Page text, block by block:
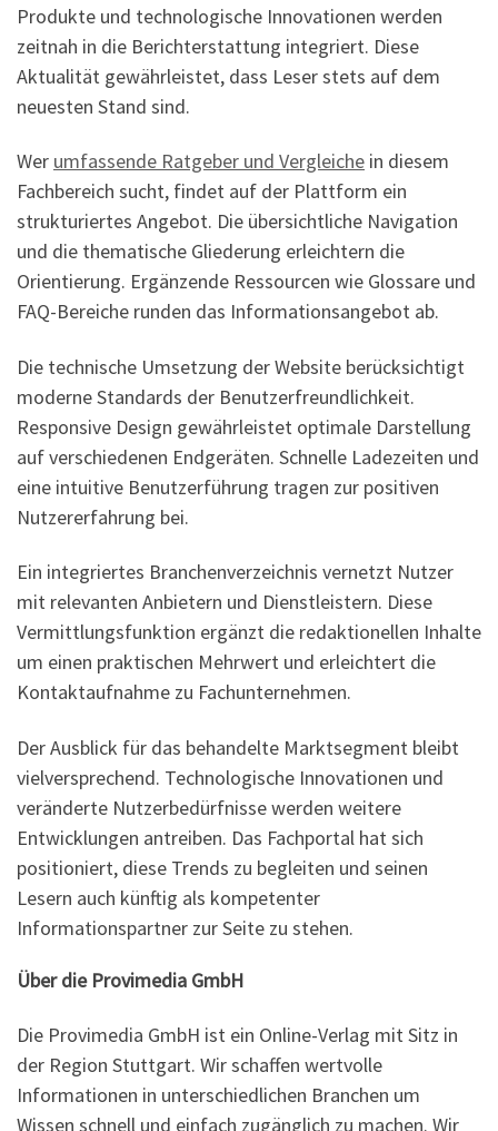
Produkte und technologische Innovationen werden
zeitnah in die Berichterstattung integriert. Diese
Aktualität gewährleistet, dass Leser stets auf dem
neuesten Stand sind.
Wer umfassende Ratgeber und Vergleiche in diesem
Fachbereich sucht, findet auf der Plattform ein
strukturiertes Angebot. Die übersichtliche Navigation
und die thematische Gliederung erleichtern die
Orientierung. Ergänzende Ressourcen wie Glossare und
FAQ-Bereiche runden das Informationsangebot ab.
Die technische Umsetzung der Website berücksichtigt
moderne Standards der Benutzerfreundlichkeit.
Responsive Design gewährleistet optimale Darstellung
auf verschiedenen Endgeräten. Schnelle Ladezeiten und
eine intuitive Benutzerführung tragen zur positiven
Nutzererfahrung bei.
Ein integriertes Branchenverzeichnis vernetzt Nutzer
mit relevanten Anbietern und Dienstleistern. Diese
Vermittlungsfunktion ergänzt die redaktionellen Inhalte
um einen praktischen Mehrwert und erleichtert die
Kontaktaufnahme zu Fachunternehmen.
Der Ausblick für das behandelte Marktsegment bleibt
vielversprechend. Technologische Innovationen und
veränderte Nutzerbedürfnisse werden weitere
Entwicklungen antreiben. Das Fachportal hat sich
positioniert, diese Trends zu begleiten und seinen
Lesern auch künftig als kompetenter
Informationspartner zur Seite zu stehen.
Über die Provimedia GmbH
Die Provimedia GmbH ist ein Online-Verlag mit Sitz in
der Region Stuttgart. Wir schaffen wertvolle
Informationen in unterschiedlichen Branchen um
Wissen schnell und einfach zugänglich zu machen. Wir